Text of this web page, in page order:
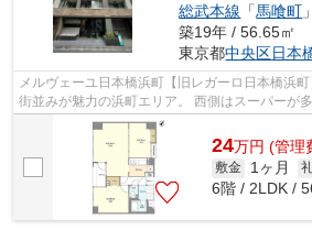
総武本線 「馬喰町
築19年 / 56.65㎡
東京都中央区日本
メルヴェーユ日本橋浜町【旧レガーロ日本橋浜町】 下町感が残る風情溢
街並みが魅力の浜町エリア。 西側はスーパーが多く閑静な住宅街になってお
り、 東側は自然が多く穏やかな雰...
24万円 (管理
敷金 1ヶ月
6階 / 2LDK /